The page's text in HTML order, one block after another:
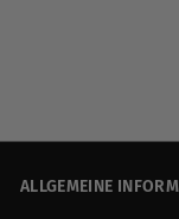
,
ALLGEMEINE